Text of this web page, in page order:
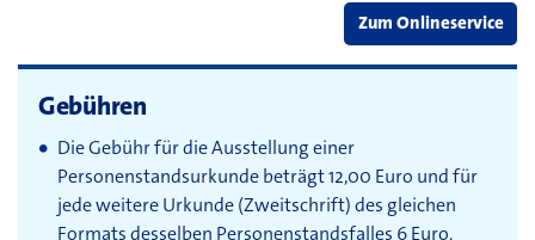
Zum Onlineservice
Gebühren
Die Gebühr für die Ausstellung einer
Personenstandsurkunde beträgt 12,00 Euro und für
jede weitere Urkunde (Zweitschrift) des gleichen
Formats desselben Personenstandsfalles 6 Euro.